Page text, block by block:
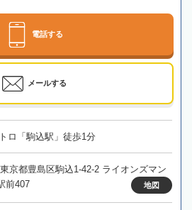
電話する
メールする
ロ「駒込駅」徒歩1分
京都豊島区駒込1-42-2 ライオンズマン
前407
地図